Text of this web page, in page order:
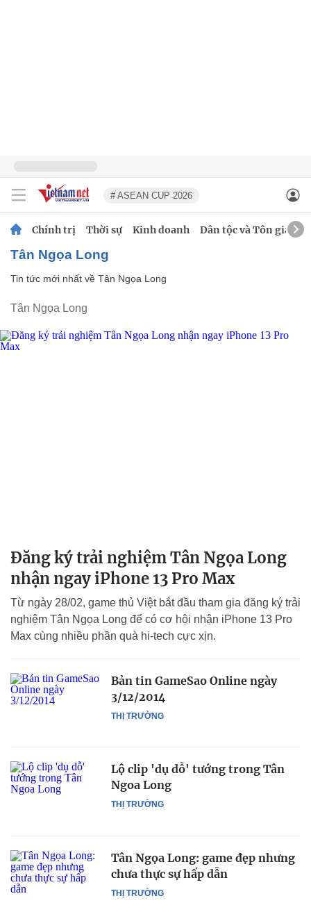
# ASEAN CUP 2026
Chính trị Thời sự Kinh doanh Dân tộc và Tôn giáo
Tân Ngọa Long
Tin tức mới nhất về Tân Ngọa Long
Tân Ngọa Long
Đăng ký trải nghiệm Tân Ngọa Long
nhận ngay iPhone 13 Pro Max
Từ ngày 28/02, game thủ Việt bắt đầu tham gia đăng ký trải
nghiệm Tân Ngọa Long để có cơ hội nhận iPhone 13 Pro
Max cùng nhiều phần quà hi-tech cực xịn.
THỊ TRƯỜNG
Bản tin GameSao Online ngày
3/12/2014
THỊ TRƯỜNG
Lộ clip 'dụ dỗ' tướng trong Tân
Ngoa Long
THỊ TRƯỜNG
Tân Ngọa Long: game đẹp nhưng
chưa thực sự hấp dẫn